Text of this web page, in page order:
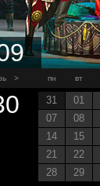
> пн вт
31 01
07
08
14
15
21
22
28
29